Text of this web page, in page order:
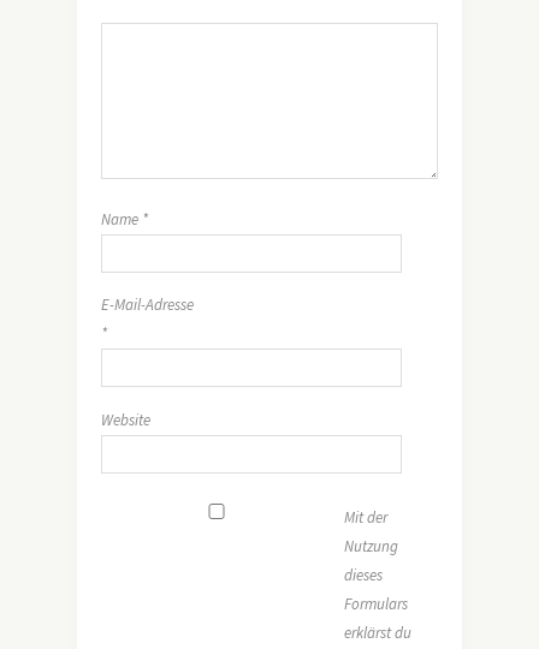
Name *
E-Mail-Adresse
*
Website
Mit der
Nutzung
dieses
Formulars
erklärst du